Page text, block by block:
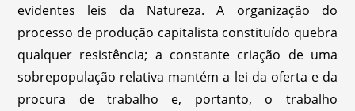
evidentes leis da Natureza. A organização do
processo de produção capitalista constituído quebra
qualquer resistência; a constante criação de uma
sobrepopulação relativa mantém a lei da oferta e da
procura de trabalho e, portanto, o trabalho